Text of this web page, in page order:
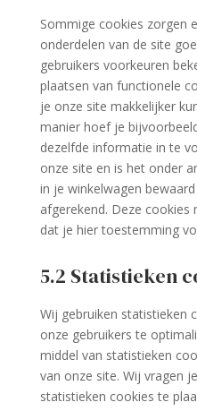
Sommige cookies zorgen
onderdelen van de site
gebruikers voorkeuren
plaatsen van functionele
je onze site makkelijker
manier hoef je
dezelfde informatie in te
onze site en is het onder
in je winkelwagen
afgerekend. Deze
dat je hier toestemming
5.2 Statistieken
Wij gebruiken statistieken
onze gebruikers te
middel van statistieken
van onze site. Wij vragen
statistieken cookies te